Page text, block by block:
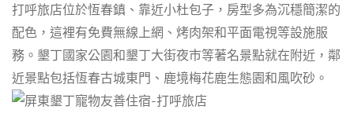
打呼旅店位於恆春鎮、靠近小杜包子，房型多為沉穩簡潔的
配色，這裡有免費無線上網、烤肉架和平面電視等設施服
務。墾丁國家公園和墾丁大街夜市等著名景點就在附近，鄰
近景點包括恆春古城東門、鹿境梅花鹿生態園和風吹砂。